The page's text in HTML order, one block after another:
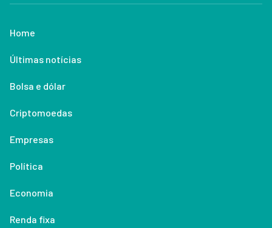
Home
Últimas notícias
Bolsa e dólar
Criptomoedas
Empresas
Política
Economia
Renda fixa